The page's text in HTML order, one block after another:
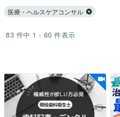
医療・ヘルスケアコンサル
83 件中 1 - 60 件表示